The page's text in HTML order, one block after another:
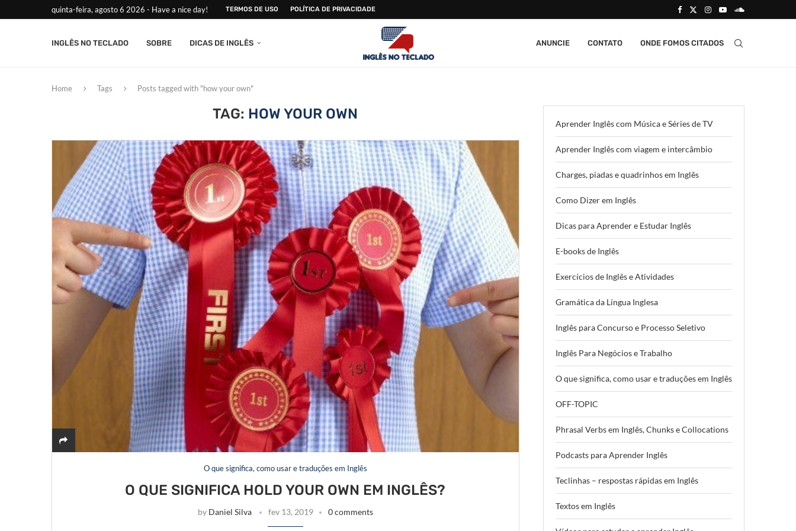
quinta-feira, agosto 6 2026 - Have a nice day! TERMOS DE USO POLÍTICA DE PRIVACIDADE
INGLÊS NO TECLADO SOBRE DICAS DE INGLÊS ANUNCIE CONTATO ONDE FOMOS CITADOS
Home Tags Posts tagged with "how your own"
TAG: HOW YOUR OWN
O que significa, como usar e traduções em Inglês
O QUE SIGNIFICA HOLD YOUR OWN EM INGLÊS?
by Daniel Silva fev 13, 2019 0 comments
Aprender Inglês com Música e Séries de TV
Aprender Inglês com viagem e intercâmbio
Charges, piadas e quadrinhos em Inglês
Como Dizer em Inglês
Dicas para Aprender e Estudar Inglês
E-books de Inglês
Exercícios de Inglês e Atividades
Gramática da Língua Inglesa
Inglês para Concurso e Processo Seletivo
Inglês Para Negócios e Trabalho
O que significa, como usar e traduções em Inglês
OFF-TOPIC
Phrasal Verbs em Inglês, Chunks e Collocations
Podcasts para Aprender Inglês
Teclinhas – respostas rápidas em Inglês
Textos em Inglês